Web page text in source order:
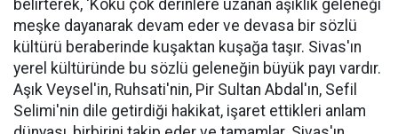
belirterek, 'Kökü çok derinlere uzanan aşıklık geleneği
meşke dayanarak devam eder ve devasa bir sözlü
kültürü beraberinde kuşaktan kuşağa taşır. Sivas'ın
yerel kültüründe bu sözlü geleneğin büyük payı vardır.
Aşık Veysel'in, Ruhsati'nin, Pir Sultan Abdal'ın, Sefil
Selimi'nin dile getirdiği hakikat, işaret ettikleri anlam